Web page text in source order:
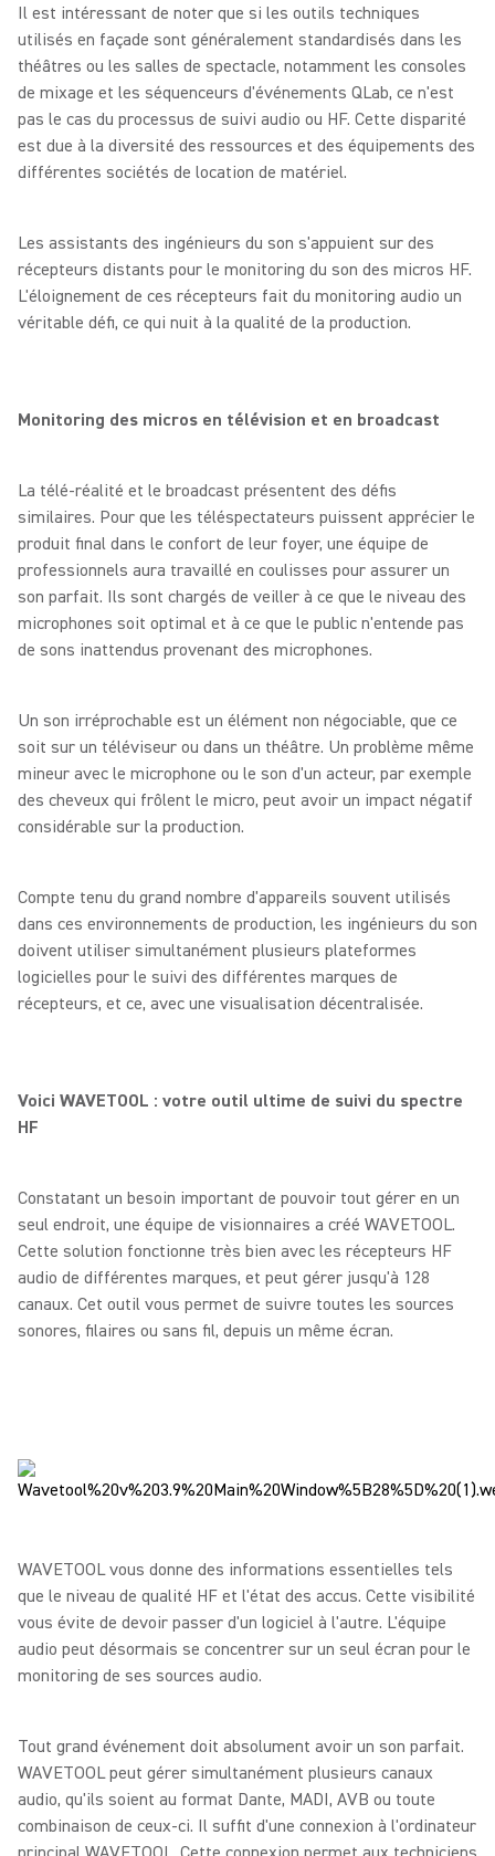
Il est intéressant de noter que si les outils techniques
utilisés en façade sont généralement standardisés dans les
théâtres ou les salles de spectacle, notamment les consoles
de mixage et les séquenceurs d'événements QLab, ce n'est
pas le cas du processus de suivi audio ou HF. Cette disparité
est due à la diversité des ressources et des équipements des
différentes sociétés de location de matériel.
Les assistants des ingénieurs du son s'appuient sur des
récepteurs distants pour le monitoring du son des micros HF.
L'éloignement de ces récepteurs fait du monitoring audio un
véritable défi, ce qui nuit à la qualité de la production.
Monitoring des micros en télévision et en broadcast
La télé-réalité et le broadcast présentent des défis
similaires. Pour que les téléspectateurs puissent apprécier le
produit final dans le confort de leur foyer, une équipe de
professionnels aura travaillé en coulisses pour assurer un
son parfait. Ils sont chargés de veiller à ce que le niveau des
microphones soit optimal et à ce que le public n'entende pas
de sons inattendus provenant des microphones.
Un son irréprochable est un élément non négociable, que ce
soit sur un téléviseur ou dans un théâtre. Un problème même
mineur avec le microphone ou le son d'un acteur, par exemple
des cheveux qui frôlent le micro, peut avoir un impact négatif
considérable sur la production.
Compte tenu du grand nombre d'appareils souvent utilisés
dans ces environnements de production, les ingénieurs du son
doivent utiliser simultanément plusieurs plateformes
logicielles pour le suivi des différentes marques de
récepteurs, et ce, avec une visualisation décentralisée.
Voici WAVETOOL : votre outil ultime de suivi du spectre
HF
Constatant un besoin important de pouvoir tout gérer en un
seul endroit, une équipe de visionnaires a créé WAVETOOL.
Cette solution fonctionne très bien avec les récepteurs HF
audio de différentes marques, et peut gérer jusqu'à 128
canaux. Cet outil vous permet de suivre toutes les sources
sonores, filaires ou sans fil, depuis un même écran.
WAVETOOL vous donne des informations essentielles tels
que le niveau de qualité HF et l'état des accus. Cette visibilité
vous évite de devoir passer d'un logiciel à l'autre. L'équipe
audio peut désormais se concentrer sur un seul écran pour le
monitoring de ses sources audio.
Tout grand événement doit absolument avoir un son parfait.
WAVETOOL peut gérer simultanément plusieurs canaux
audio, qu'ils soient au format Dante, MADI, AVB ou toute
combinaison de ceux-ci. Il suffit d'une connexion à l'ordinateur